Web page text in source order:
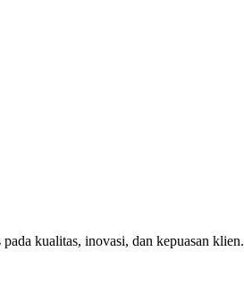
kualitas, inovasi, dan kepuasan klien.